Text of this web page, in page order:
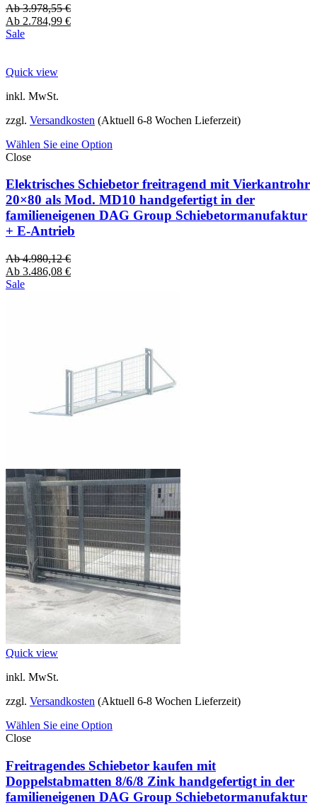
Ab3.978,55€
Ab 2.784,99 €
Sale
Quick view
inkl. MwSt.
zzgl. Versandkosten (Aktuell 6-8 Wochen Lieferzeit)
Wählen Sie eine Option
Close
Elektrisches Schiebetor freitragend mit Vierkantrohr
20×80 als Mod. MD10 handgefertigt in der
familieneigenen DAG Group Schiebetormanufaktur
+ E-Antrieb
Ab4.980,12€
Ab 3.486,08 €
Sale
Quick view
inkl. MwSt.
zzgl. Versandkosten (Aktuell 6-8 Wochen Lieferzeit)
Wählen Sie eine Option
Close
Freitragendes Schiebetor kaufen mit
Doppelstabmatten 8/6/8 Zink handgefertigt in der
familieneigenen DAG Group Schiebetormanufaktur